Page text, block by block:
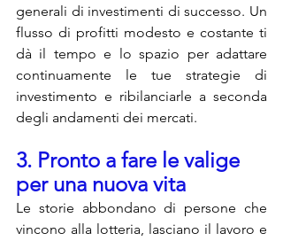
generali di investimenti di successo. Un
flusso di profitti modesto e costante ti
dà il tempo e lo spazio per adattare
continuamente le tue strategie di
investimento e ribilanciarle a seconda
degli andamenti dei mercati.
3. Pronto a fare le valige
per una nuova vita
Le storie abbondano di persone che
vincono alla lotteria, lasciano il lavoro e